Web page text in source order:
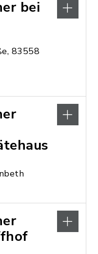
bei
83558